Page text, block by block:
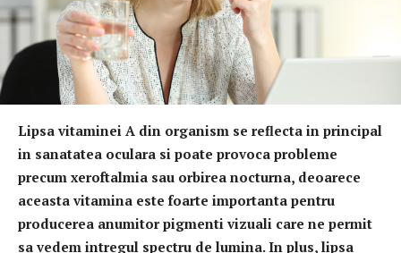
Lipsa vitaminei A din organism se reflecta in principal
in sanatatea oculara si poate provoca probleme
precum xeroftalmia sau orbirea nocturna, deoarece
aceasta vitamina este foarte importanta pentru
producerea anumitor pigmenti vizuali care ne permit
sa vedem intregul spectru de lumina. In plus, lipsa